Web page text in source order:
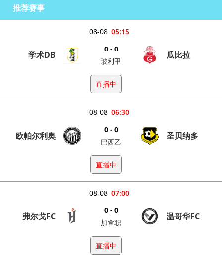
推荐赛事
05:15
08-08
学术DB
0 - 0
玻利甲
瓜比拉
直播中
06:30
08-08
欧帕尔利奥
0 - 0
巴西乙
圣贝纳多
直播中
07:00
08-08
弗尔戈FC
0 - 0
加拿职
温哥华FC
直播中